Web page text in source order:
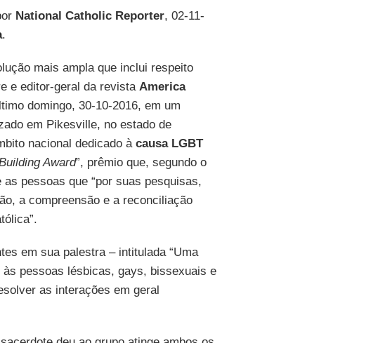
National Catholic Reporter, 02-11-
.
mais ampla que inclui respeito
e editor-geral da revista America
domingo, 30-10-2016, em um
em Pikesville, no estado de
nacional dedicado àcausa LGBT
Award”, prêmio que, segundo o
pessoas que “por suas pesquisas,
a compreensão e a reconciliação
em sua palestra – intitulada “Uma
pessoas lésbicas, gays, bissexuais e
as interações em geral